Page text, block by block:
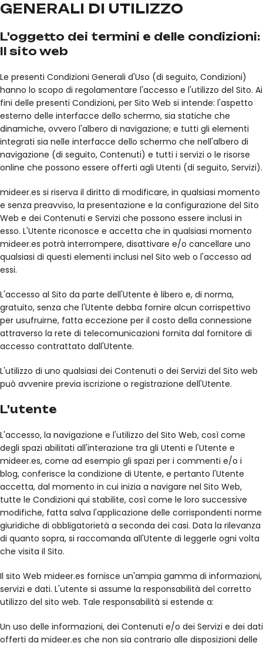
GENERALI DI UTILIZZO
L'oggetto dei termini e delle condizioni:
Il sito web
Le presenti Condizioni Generali d'Uso (di seguito, Condizioni)
hanno lo scopo di regolamentare l'accesso e l'utilizzo del Sito. Ai
fini delle presenti Condizioni, per Sito Web si intende: l'aspetto
esterno delle interfacce dello schermo, sia statiche che
dinamiche, ovvero l'albero di navigazione; e tutti gli elementi
integrati sia nelle interfacce dello schermo che nell'albero di
navigazione (di seguito, Contenuti) e tutti i servizi o le risorse
online che possono essere offerti agli Utenti (di seguito, Servizi).
mideer.es si riserva il diritto di modificare, in qualsiasi momento
e senza preavviso, la presentazione e la configurazione del Sito
Web e dei Contenuti e Servizi che possono essere inclusi in
esso. L'Utente riconosce e accetta che in qualsiasi momento
mideer.es potrà interrompere, disattivare e/o cancellare uno
qualsiasi di questi elementi inclusi nel Sito web o l'accesso ad
essi.
L'accesso al Sito da parte dell'Utente è libero e, di norma,
gratuito, senza che l'Utente debba fornire alcun corrispettivo
per usufruirne, fatta eccezione per il costo della connessione
attraverso la rete di telecomunicazioni fornita dal fornitore di
accesso contrattato dall'Utente.
L'utilizzo di uno qualsiasi dei Contenuti o dei Servizi del Sito web
può avvenire previa iscrizione o registrazione dell'Utente.
L'utente
L'accesso, la navigazione e l'utilizzo del Sito Web, così come
degli spazi abilitati all'interazione tra gli Utenti e l'Utente e
mideer.es, come ad esempio gli spazi per i commenti e/o i
blog, conferisce la condizione di Utente, e pertanto l'Utente
accetta, dal momento in cui inizia a navigare nel Sito Web,
tutte le Condizioni qui stabilite, così come le loro successive
modifiche, fatta salva l'applicazione delle corrispondenti norme
giuridiche di obbligatorietà a seconda dei casi. Data la rilevanza
di quanto sopra, si raccomanda all'Utente di leggerle ogni volta
che visita il Sito.
Il sito Web mideer.es fornisce un'ampia gamma di informazioni,
servizi e dati. L'utente si assume la responsabilità del corretto
utilizzo del sito web. Tale responsabilità si estende a:
Un uso delle informazioni, dei Contenuti e/o dei Servizi e dei dati
offerti da mideer.es che non sia contrario alle disposizioni delle